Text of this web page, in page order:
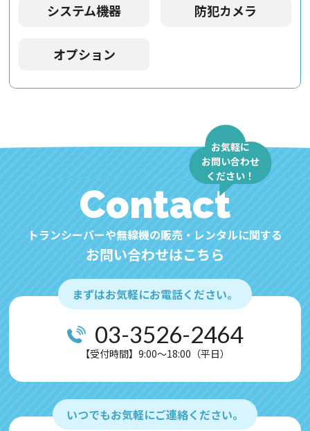
システム機器 防犯カメラ
オプション
Contact
トランシーバーや無線機の販売・レンタルに関する
お問い合わせはこちら
お気軽に
お問い合わせ
ください！
まずはお気軽にお電話ください。
03-3526-2464
【受付時間】9:00～18:00（平日）
いつでもお気軽にご連絡ください。